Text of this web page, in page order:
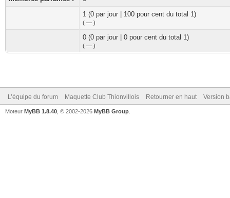
1 (0 par jour | 100 pour cent du total 1)
( — )
0 (0 par jour | 0 pour cent du total 1)
( — )
L’équipe du forum Maquette Club Thionvillois Retourner en haut Version
Moteur MyBB 1.8.40 , © 2002-2026 MyBB Group